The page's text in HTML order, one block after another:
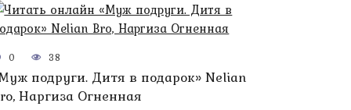
0 38
подруги. Дитя в подарок» Nelian
Наргиза Огненная